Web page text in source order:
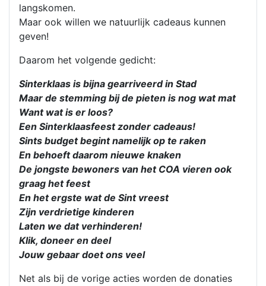
langskomen.
Maar ook willen we natuurlijk cadeaus kunnen
geven!
Daarom het volgende gedicht:
Sinterklaas is bijna gearriveerd in Stad
Maar de stemming bij de pieten is nog wat mat
Want wat is er loos?
Een Sinterklaasfeest zonder cadeaus!
Sints budget begint namelijk op te raken
En behoeft daarom nieuwe knaken
De jongste bewoners van het COA vieren ook
graag het feest
En het ergste wat de Sint vreest
Zijn verdrietige kinderen
Laten we dat verhinderen!
Klik, doneer en deel
Jouw gebaar doet ons veel
Net als bij de vorige acties worden de donaties